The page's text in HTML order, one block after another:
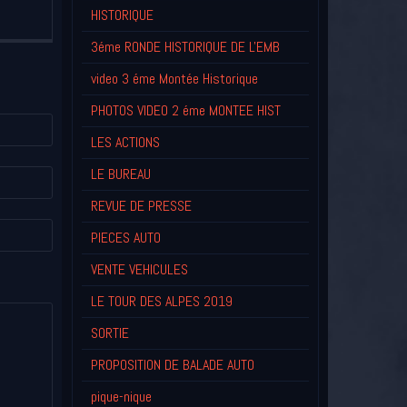
HISTORIQUE
3éme RONDE HISTORIQUE DE L'EMB
video 3 éme Montée Historique
PHOTOS VIDEO 2 éme MONTEE HIST
LES ACTIONS
LE BUREAU
REVUE DE PRESSE
PIECES AUTO
VENTE VEHICULES
LE TOUR DES ALPES 2019
SORTIE
PROPOSITION DE BALADE AUTO
pique-nique